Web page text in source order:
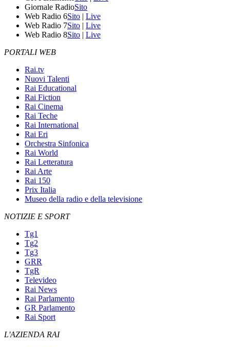
Giornale RadioSito
Web Radio 6Sito | Live
Web Radio 7Sito | Live
Web Radio 8Sito | Live
PORTALI WEB
Rai.tv
Nuovi Talenti
Rai Educational
Rai Fiction
Rai Cinema
Rai Teche
Rai International
Rai Eri
Orchestra Sinfonica
Rai World
Rai Letteratura
Rai Arte
Rai 150
Prix Italia
Museo della radio e della televisione
NOTIZIE E SPORT
Tg1
Tg2
Tg3
GRR
TgR
Televideo
Rai News
Rai Parlamento
GR Parlamento
Rai Sport
L'AZIENDA RAI